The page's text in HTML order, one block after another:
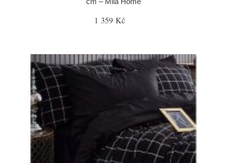
1 359 Kč